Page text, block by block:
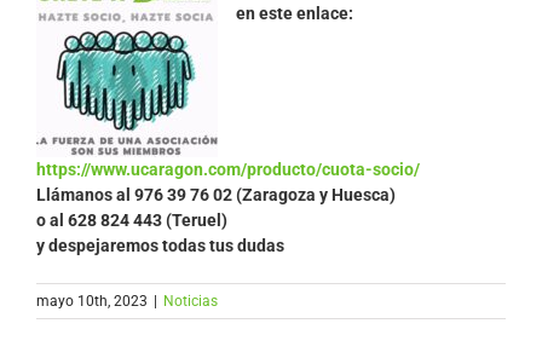
en este enlace:
https://www.ucaragon.com/producto/cuota-socio/
Llámanos al 976 39 76 02 (Zaragoza y Huesca)
o al 628 824 443 (Teruel)
y despejaremos todas tus dudas
mayo 10th, 2023 Noticias